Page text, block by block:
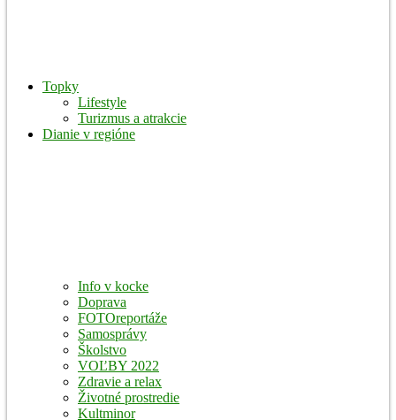
Topky
Lifestyle
Turizmus a atrakcie
Dianie v regióne
Info v kocke
Doprava
FOTOreportáže
Samosprávy
Školstvo
VOĽBY 2022
Zdravie a relax
Životné prostredie
Kultminor